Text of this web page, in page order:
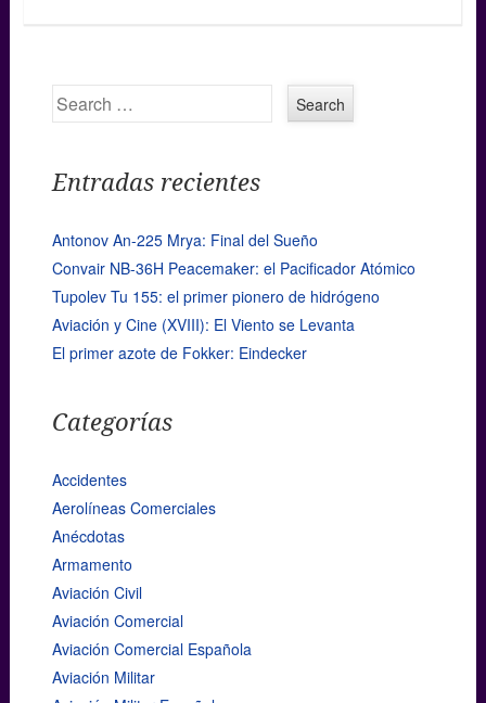
Search
Entradas recientes
Antonov An-225 Mrya: Final del Sueño
Convair NB-36H Peacemaker: el Pacificador Atómico
Tupolev Tu 155: el primer pionero de hidrógeno
Aviación y Cine (XVIII): El Viento se Levanta
El primer azote de Fokker: Eindecker
Categorías
Accidentes
Aerolíneas Comerciales
Anécdotas
Armamento
Aviación Civil
Aviación Comercial
Aviación Comercial Española
Aviación Militar